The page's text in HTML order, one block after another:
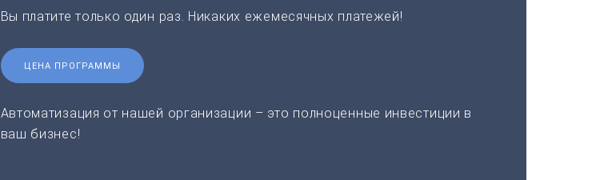
Вы платите только один раз. Никаких ежемесячных платежей!
ЦЕНА ПРОГРАММЫ
Автоматизация от нашей организации – это полноценные инвестиции в
ваш бизнес!